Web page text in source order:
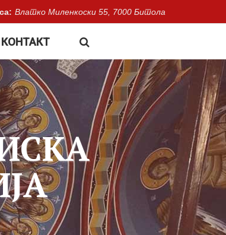
Влатко Миленкоски 55, 7000 Битола
КОНТАКТ